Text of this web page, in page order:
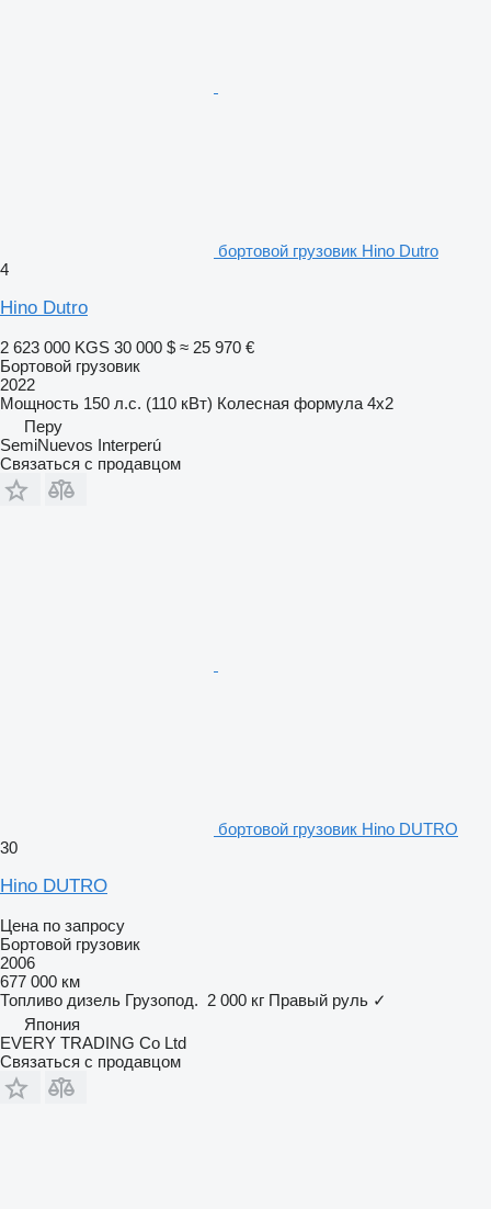
бортовой грузовик Hino Dutro
4
Hino Dutro
2 623 000 KGS 30 000 $ ≈ 25 970 €
Бортовой грузовик
2022
Мощность 150 л.с. (110 кВт) Колесная формула 4x2
Перу
SemiNuevos Interperú
Связаться с продавцом
бортовой грузовик Hino DUTRO
30
Hino DUTRO
Цена по запросу
Бортовой грузовик
2006
677 000 км
Топливо дизель Грузопод. 2 000 кг Правый руль ✓
Япония
EVERY TRADING Co Ltd
Связаться с продавцом